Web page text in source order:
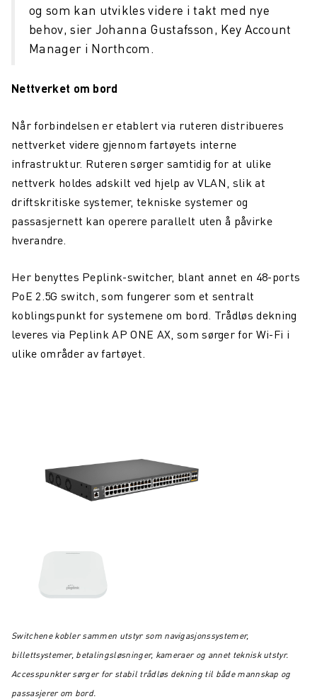
og som kan utvikles videre i takt med nye
behov, sier Johanna Gustafsson, Key Account
Manager i Northcom.
Nettverket om bord
Når forbindelsen er etablert via ruteren distribueres
nettverket videre gjennom fartøyets interne
infrastruktur. Ruteren sørger samtidig for at ulike
nettverk holdes adskilt ved hjelp av VLAN, slik at
driftskritiske systemer, tekniske systemer og
passasjernett kan operere parallelt uten å påvirke
hverandre.
Her benyttes Peplink-switcher, blant annet en 48-ports
PoE 2.5G switch, som fungerer som et sentralt
koblingspunkt for systemene om bord. Trådløs dekning
leveres via Peplink AP ONE AX, som sørger for Wi-Fi i
ulike områder av fartøyet.
Switchene kobler sammen utstyr som navigasjonssystemer,
billettsystemer, betalingsløsninger, kameraer og annet teknisk utstyr.
Accesspunkter sørger for stabil trådløs dekning til både mannskap og
passasjerer om bord.